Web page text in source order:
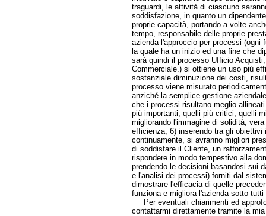
traguardi, le attività di ciascuno
soddisfazione, in quanto un
proprie capacità, portando a volte
tempo, responsabile delle proprie
azienda l'approccio per processi
la quale ha un inizio ed una fine che
sarà quindi il processo Ufficio
Commerciale.) si ottiene un uso più
sostanziale diminuzione dei costi,
processo viene misurato
anziché la semplice gestione
che i processi risultano meglio
più importanti, quelli più critici, quelli
migliorando l'immagine di solidità,
efficienza; 6) inserendo tra gli obiettivi
continuamente, si avranno migliori
di soddisfare il Cliente, un
rispondere in modo tempestivo alla
prendendo le decisioni basandosi sui
e l'analisi dei processi) forniti dal
dimostrare l'efficacia di quelle
funziona e migliora l'azienda sotto
Per eventuali chiarimenti ed
contattarmi direttamente tramite la